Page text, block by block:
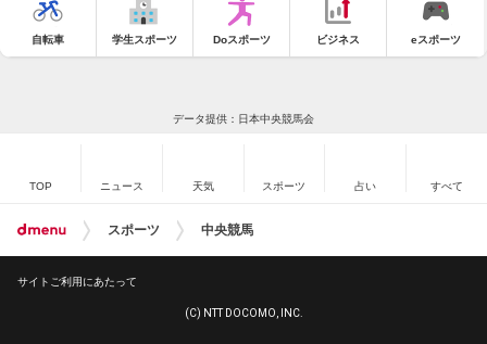
自転車 学生スポーツ Doスポーツ ビジネス eスポーツ
データ提供：日本中央競馬会
TOP ニュース 天気 スポーツ 占い すべて
スポーツ 中央競馬
サイトご利用にあたって
(C) NTT DOCOMO, INC.